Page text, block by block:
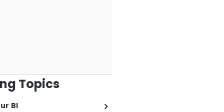
Topics
BI